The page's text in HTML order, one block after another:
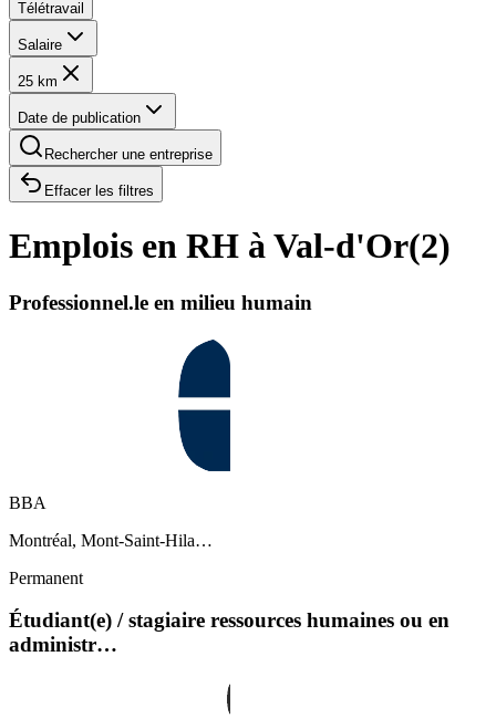
Télétravail
Salaire
25 km
Date de publication
Rechercher une entreprise
Effacer les filtres
Emplois en RH à Val-d'Or(2)
Professionnel.le en milieu humain
BBA
Montréal, Mont-Saint-Hila…
Permanent
Étudiant(e) / stagiaire ressources humaines ou en
administr…